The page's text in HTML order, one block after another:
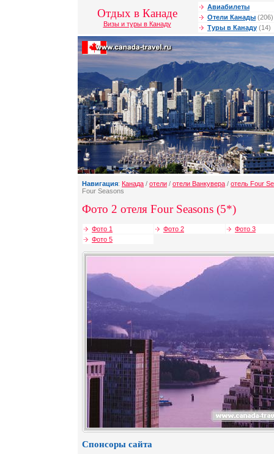
Отдых в Канаде
Визы и туры в Канаду
Авиабилеты
Отели Канады (206)
Туры в Канаду (14)
Навигация: Канада / отели / отели Ванкувера / отель Four
Four Seasons
Фото 2 отеля Four Seasons (5*)
Фото 1 Фото 2
Фото 3
Фото 5
Спонсоры сайта